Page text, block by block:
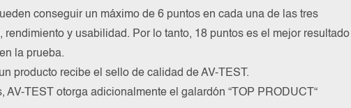
conseguir un máximo de 6 puntos en cada una de las tres
rendimiento y usabilidad. Por lo tanto, 18 puntos es el mejor resultado
la prueba.
producto recibe el sello de calidad de AV-TEST.
AV-TEST otorga adicionalmente el galardón “TOP PRODUCT“